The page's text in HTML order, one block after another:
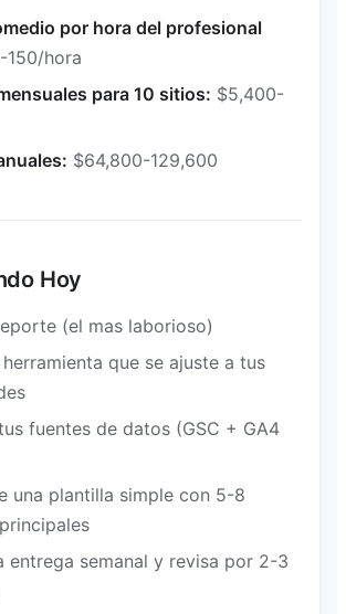
por hora del profesional
150/hora
para 10 sitios: $5,400-
$64,800-129,600
Hoy
(el mas laborioso)
que se ajuste a tus
fuentes de datos (GSC + GA4
una plantilla simple con 5-8
entrega semanal y revisa por 2-3